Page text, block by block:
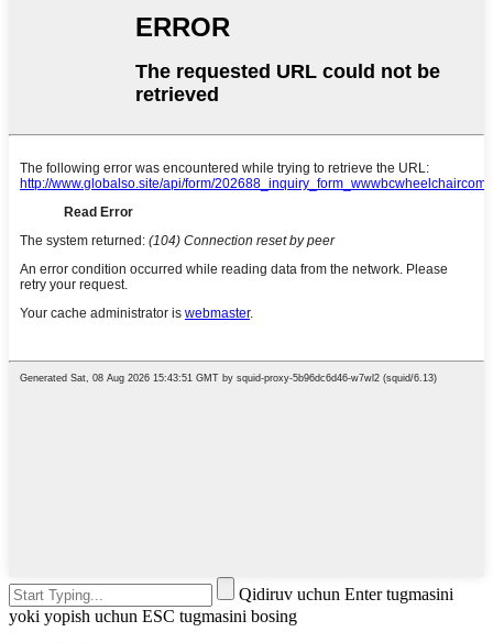
Qidiruv uchun Enter tugmasini
yoki yopish uchun ESC tugmasini bosing